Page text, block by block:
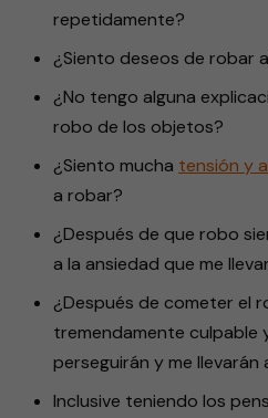
repetidamente?
¿Siento deseos de robar
¿No tengo alguna
robo de los objetos?
¿Siento mucha tensión y
a robar?
¿Después de que robo
a la ansiedad que me
¿Después de cometer el
tremendamente culpable
perseguirán y me llevarán
Inclusive teniendo los